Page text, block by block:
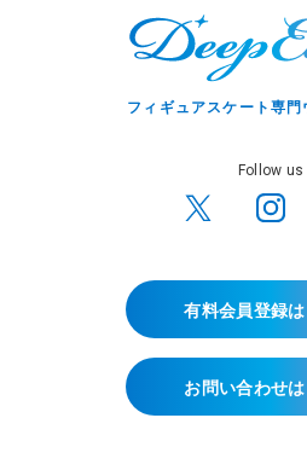
フィギュアスケート専
Follow us
有料会員登録
お問い合わせ